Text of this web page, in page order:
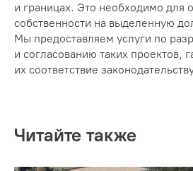
и границах. Это необходимо для
собственности на выделенную
Мы предоставляем услуги по
и согласованию таких проектов,
их соответствие
Читайте также